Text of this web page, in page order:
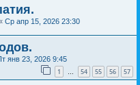
Ср апр 15, 2026 23:30
янв 23, 2026 9:45
1 … 54 55 56 57